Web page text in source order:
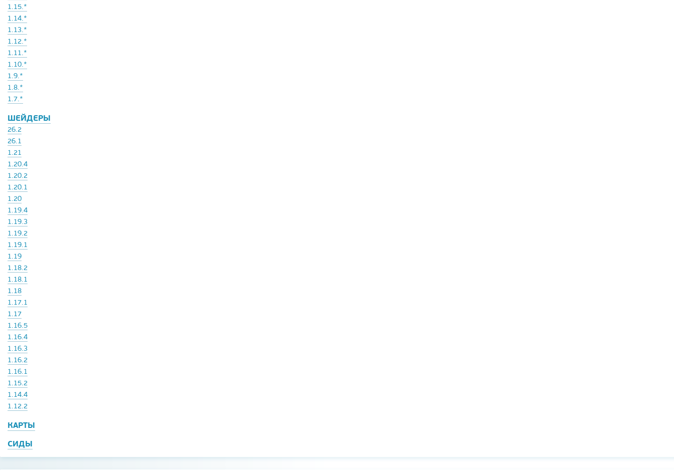
1.15.*
1.14.*
1.13.*
1.12.*
1.11.*
1.10.*
1.9.*
1.8.*
1.7.*
ШЕЙДЕРЫ
26.2
26.1
1.21
1.20.4
1.20.2
1.20.1
1.20
1.19.4
1.19.3
1.19.2
1.19.1
1.19
1.18.2
1.18.1
1.18
1.17.1
1.17
1.16.5
1.16.4
1.16.3
1.16.2
1.16.1
1.15.2
1.14.4
1.12.2
КАРТЫ
СИДЫ